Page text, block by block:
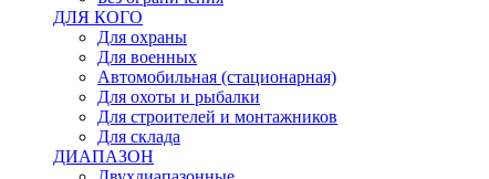
ДЛЯ КОГО
Для охраны
Для военных
Автомобильная (стационарная)
Для охоты и рыбалки
Для строителей и монтажников
Для склада
ДИАПАЗОН